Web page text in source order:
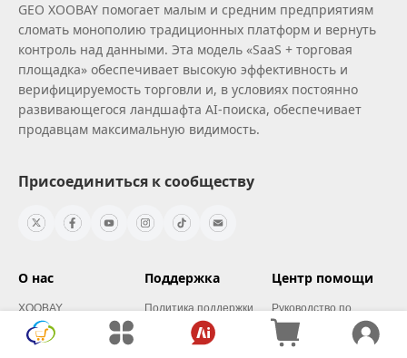
GEO XOOBAY помогает малым и средним предприятиям
сломать монополию традиционных платформ и вернуть
контроль над данными. Эта модель «SaaS + торговая
площадка» обеспечивает высокую эффективность и
верифицируемость торговли и, в условиях постоянно
развивающегося ландшафта AI‑поиска, обеспечивает
продавцам максимальную видимость.
Присоединиться к сообществу
О нас
XOOBAY
Новости и
информация
Поддержка
Политика поддержки
Политика для
продавцов
Центр помощи
Руководство по
регистрации
Частые вопросы